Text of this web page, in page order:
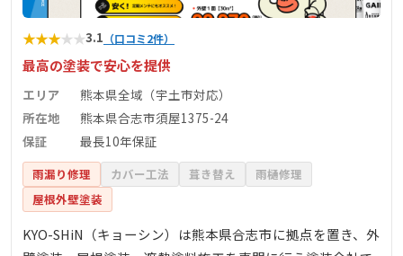
★★★★★3.1 （口コミ2件）
最高の塗装で安心を提供
エリア
熊本県全域（宇土市対応）
所在地
熊本県合志市須屋1375-24
保証
最長10年保証
雨漏り修理 カバー工法 葺き替え
雨樋修理
屋根外壁塗装
KYO-SHiN（キョーシン）は熊本県合志市に拠点を置き、外